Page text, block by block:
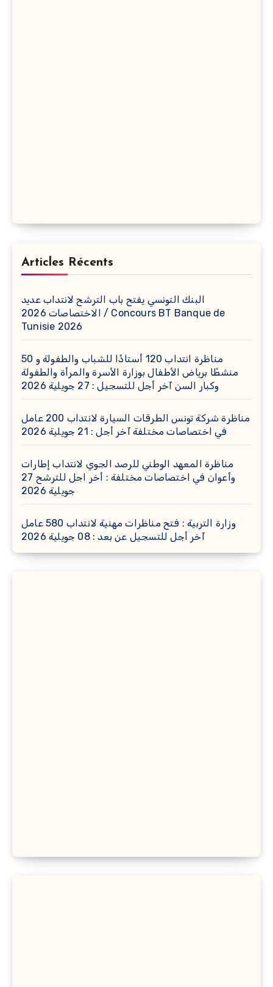
Articles Récents
البنك التونسي يفتح باب الترشح لانتداب عديد
الاختصاصات 2026 / Concours BT Banque de
Tunisie 2026
مناظرة انتداب 120 أستاذًا للشباب والطفولة و 50
منشطًا برياض الأطفال بوزارة الأسرة والمرأة والطفولة
وكبار السن آخر أجل للتسجيل : 27 جويلية 2026
مناظرة شركة تونس الطرقات السيارة لانتداب 200 عامل
في اختصاصات مختلفة آخر أجل : 21 جويلية 2026
مناظرة المعهد الوطني للرصد الجوي لانتداب إطارات
وأعوان في اختصاصات مختلفة : أخر اجل للترشح 27
جويلية 2026
وزارة التربية : فتح مناظرات مهنية لانتداب 580 عامل
آخر أجل للتسجيل عن بعد : 08 جويلية 2026